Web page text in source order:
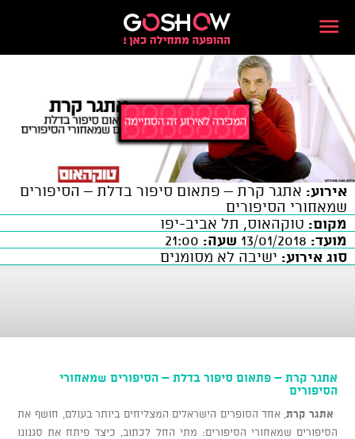
אירוע: אתגר קרת – פתאום סיפור בדלת – הסיפורים
שמאחורי הסיפורים
מקום: טוקהאוס, תל אביב-יפו
מועד:
שעה:
סוג אירוע: ישיבה לא מסומנים
אתגר קרת – פתאום סיפור בדלת – הסיפורים שמאחורי
הסיפורים
אתגר קרת, אחד הסופרים הישראלים המצליחים ביותר בעולם, חושף את
הסיפורים שמאחורי הסיפורים: מתי החל לכתוב, כיצד פיתח את סגנונו